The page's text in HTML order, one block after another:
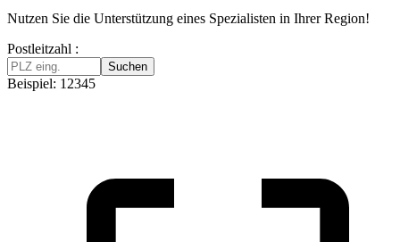
Nutzen Sie die Unterstützung eines Spezialisten in Ihrer Region!
Postleitzahl :
Suchen
Beispiel: 12345